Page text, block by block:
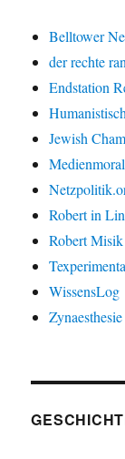
Belltower
der rechte
Endstation
Jewish
Robert in
Robert Misik
WissensLog
Zynaesthesie